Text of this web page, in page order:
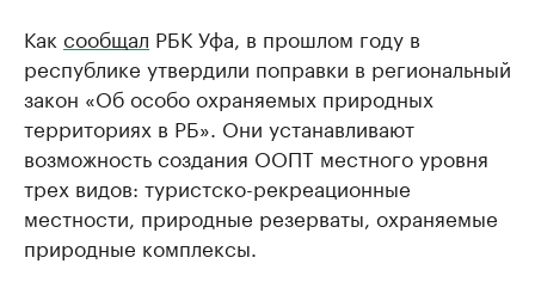
Как сообщал РБК Уфа, в прошлом году в
республике утвердили поправки в региональный
закон «Об особо охраняемых природных
территориях в РБ». Они устанавливают
возможность создания ООПТ местного уровня
трех видов: туристско-рекреационные
местности, природные резерваты, охраняемые
природные комплексы.